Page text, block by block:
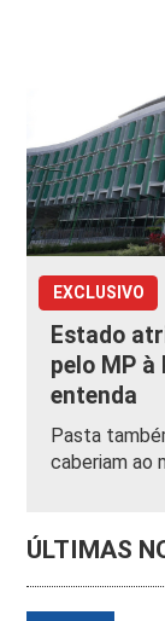
EXCLUSIVO
Estado
pelo MP
entenda
Pasta
caberiam ao
ÚLTIMAS